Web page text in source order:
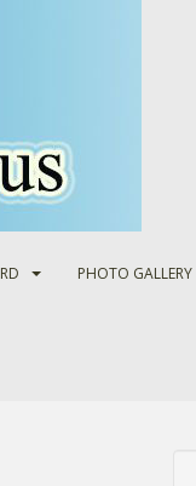
PHOTO GALLERY